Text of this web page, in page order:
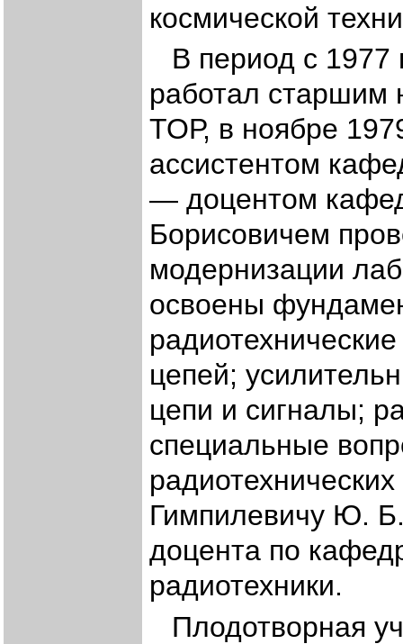
космической
В период с 1977
работал старшим
ТОР, в ноябре
ассистентом
— доцентом
Борисовичем
модернизации
освоены
цепей;
цепи и сигналы;
специальные
Гимпилевичу Ю.
доцента по
радиотехники.
Плодотворная